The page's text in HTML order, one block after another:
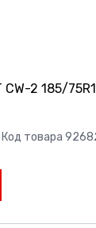
CW-2 185/
Код товара